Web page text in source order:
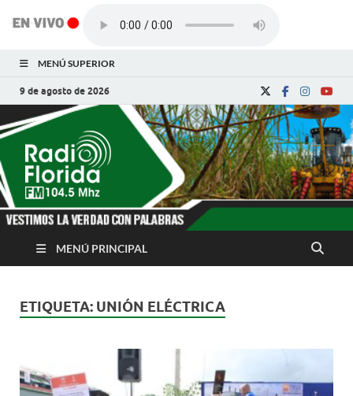
MENÚ SUPERIOR
9 de agosto de 2026
Radio Florida de
Cuba
Noticias y Actualidades de Florida, Camagüey,
MENÚ PRINCIPAL
ETIQUETA: UNIÓN ELÉCTRICA